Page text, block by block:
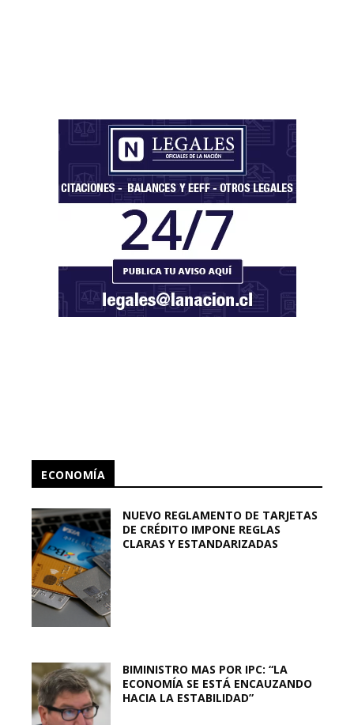
ECONOMÍA
NUEVO REGLAMENTO DE TARJETAS
DE CRÉDITO IMPONE REGLAS
CLARAS Y ESTANDARIZADAS
BIMINISTRO MAS POR IPC: “LA
ECONOMÍA SE ESTÁ ENCAUZANDO
HACIA LA ESTABILIDAD”